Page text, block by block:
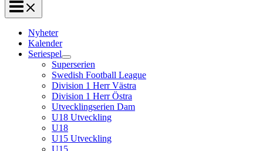
Nyheter
Kalender
Seriespel
Superserien
Swedish Football League
Division 1 Herr Västra
Division 1 Herr Östra
Utvecklingserien Dam
U18 Utveckling
U18
U15 Utveckling
U15